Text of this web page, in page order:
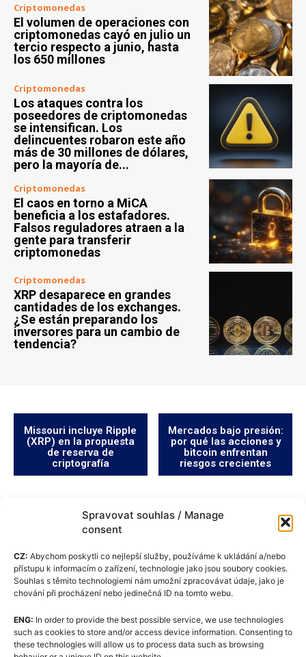
Spravovat souhlas / Manage
consent
CZ: Abychom poskytli co nejlepší služby, používáme k ukládání a/nebo
přístupu k informacím o zařízení, technologie jako jsou soubory cookies.
Souhlas s těmito technologiemi nám umožní zpracovávat údaje, jako je
chování při procházení nebo jedinečná ID na tomto webu.
ENG: In order to provide the best possible service, we use technologies
such as cookies to store and/or access device information. Consenting to
these technologies will allow us to process data such as browsing
Criptomonedas
El volumen de operaciones con
criptomonedas cayó en julio un
tercio respecto a junio, hasta
los 650 millones
Criptomonedas
Los ataques contra los
poseedores de criptomonedas
se intensifican. Los
delincuentes robaron este año
más de 30 millones de dólares,
pero la mayoría de...
Criptomonedas
El caos en torno a MiCA
beneficia a los estafadores.
Falsos reguladores atraen a la
gente para transferir
criptomonedas
Criptomonedas
XRP desaparece en grandes
cantidades de los exchanges.
¿Se están preparando los
inversores para un cambio de
tendencia?
Missouri incluye Ripple
(XRP) en la propuesta
de reserva de
criptografía
Mercados bajo presión:
por qué las acciones y
bitcoin enfrentan
riesgos crecientes
Política de cookies (UE)
GDPR